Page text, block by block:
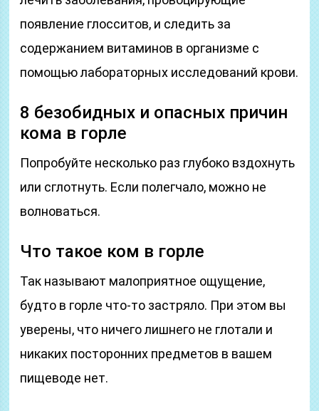
появление глосситов, и следить за
содержанием витаминов в организме с
помощью лабораторных исследований крови.
8 безобидных и опасных причин
кома в горле
Попробуйте несколько раз глубоко вздохнуть
или сглотнуть. Если полегчало, можно не
волноваться.
Что такое ком в горле
Так называют малоприятное ощущение,
будто в горле что-то застряло. При этом вы
уверены, что ничего лишнего не глотали и
никаких посторонних предметов в вашем
пищеводе нет.